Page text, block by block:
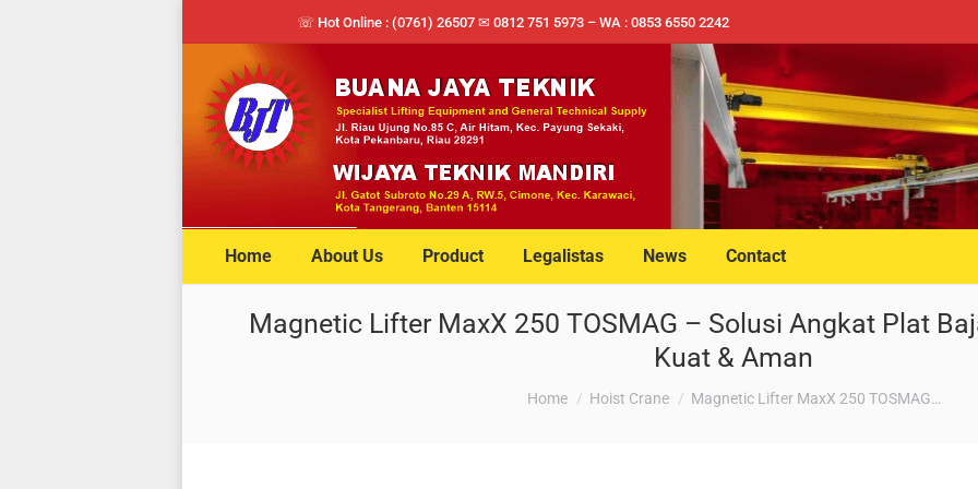
☏ Hot Online : (0761) 26507 ✉ 0812 751 5973 – WA : 0853 6550 2242
Home About Us Product Legalistas News Contact
Magnetic Lifter MaxX 250 TOSMAG – Solusi Angkat Plat
Kuat & Aman
Home Hoist Crane Magnetic Lifter MaxX 250 TOSMAG…